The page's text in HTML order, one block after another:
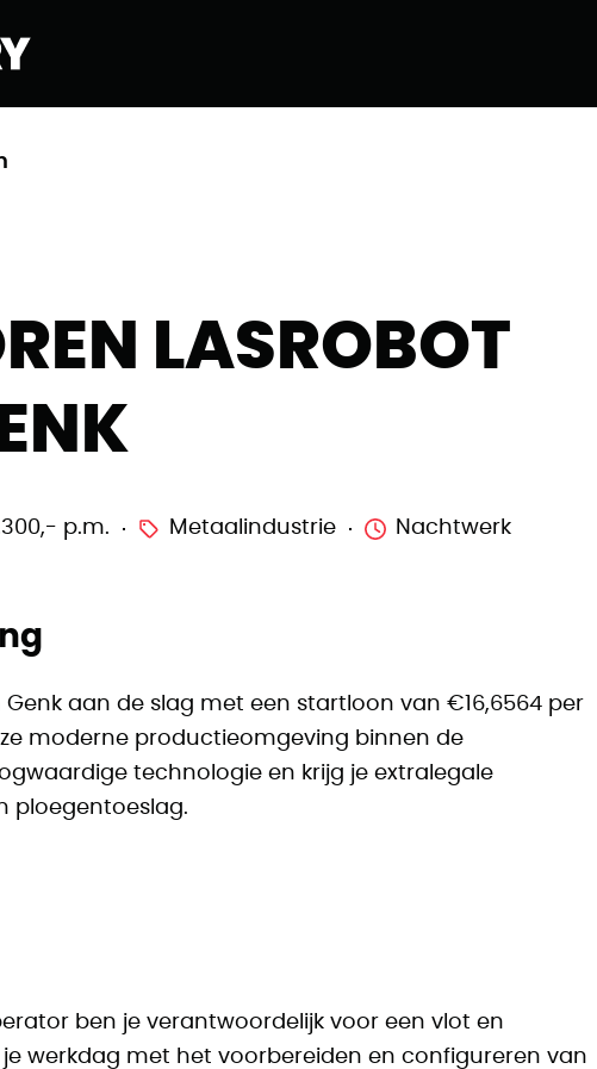
LASROBOT
p.m. Metaalindustrie Nachtwerk
aan de slag met een startloon van €16,6564 per
moderne productieomgeving binnen de
technologie en krijg je extralegale
ploegentoeslag.
ben je verantwoordelijk voor een vlot en
werkdag met het voorbereiden en configureren van